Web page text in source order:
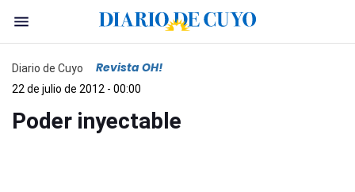
Diario de Cuyo Revista OH!
22 de julio de 2012 - 00:00
Poder inyectable